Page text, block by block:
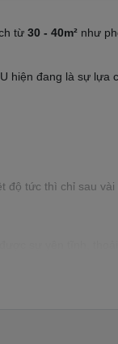
từ 30 - 40m² như
hiện đang là sự lựa
độ tức thì chỉ sau